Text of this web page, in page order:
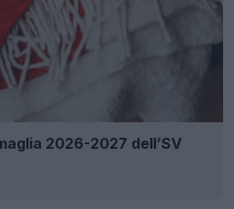
2026-2027 dell’SV